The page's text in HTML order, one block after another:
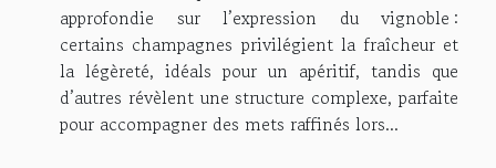
approfondie sur l’expression du vignoble :
certains champagnes privilégient la fraîcheur et
la légèreté, idéals pour un apéritif, tandis que
d’autres révèlent une structure complexe, parfaite
pour accompagner des mets raffinés lors...